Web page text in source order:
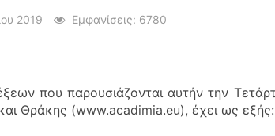
2019 Εμφανίσεις: 6780
που παρουσιάζονται αυτήν την
Θράκης (www.acadimia.eu), έχει ως εξής: